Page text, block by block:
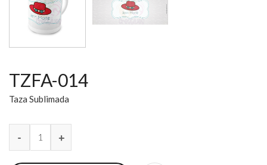
TZFA-014
Taza Sublimada